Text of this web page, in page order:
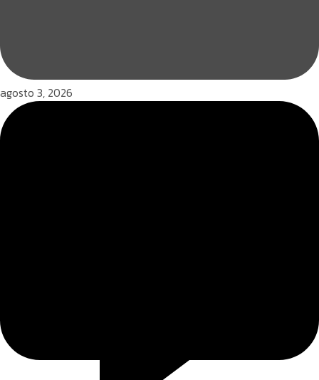
agosto 3, 2026